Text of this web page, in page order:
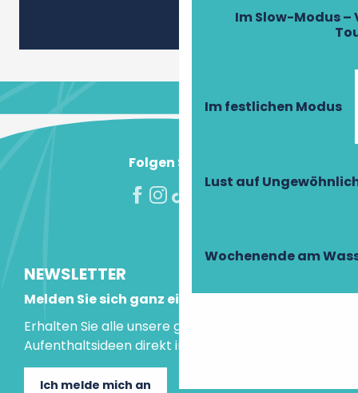
Im Slow-Modus
Im festlichen Modus
Lust auf
Wochenende am
Ajouter
Folgen Sie uns!
NEWSLETTER
Melden Sie sich ganz einfach an!
Erhalten Sie alle unsere guten Tipps und
Aufenthaltsideen direkt in Ihre Mailbox.
Ich melde mich an